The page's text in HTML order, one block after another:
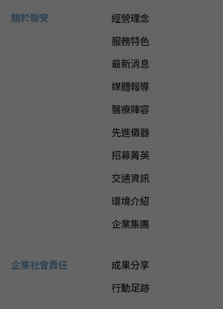
關於聯安
經營理念
服務特色
最新消息
媒體報導
醫療陣容
先進儀器
招募菁英
交通資訊
環境介紹
企業集團
企業社會責任
成果分享
行動足跡